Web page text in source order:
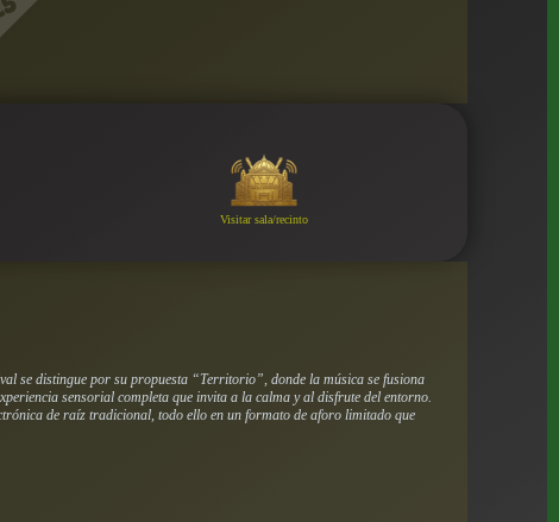
Visitar sala/recinto
se distingue por su propuesta “Territorio”, donde la música se fusiona
sensorial completa que invita a la calma y al disfrute del entorno.
de raíz tradicional, todo ello en un formato de aforo limitado que